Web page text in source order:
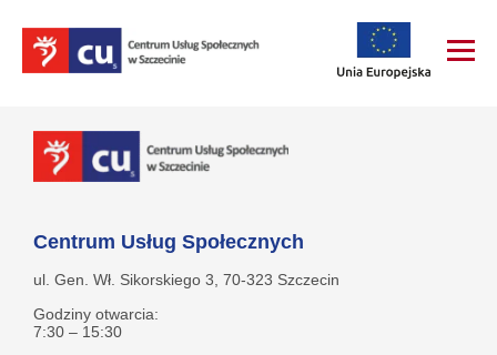
Centrum Usług Społecznych
ul. Gen. Wł. Sikorskiego 3, 70-323 Szczecin
Godziny otwarcia:
7:30 – 15:30